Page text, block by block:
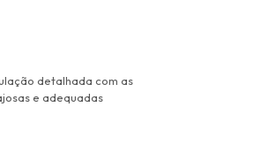
detalhada com as
e adequadas